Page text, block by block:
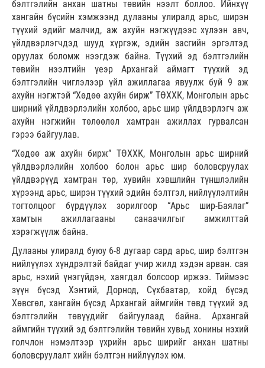
бэлтгэлийн анхан шатны төвийн нээлт боллоо. Ийнхүү
хангайн бүсийн хэмжээнд дулааны улиралд арьс, ширэн
түүхий эдийг малчид, аж ахуйн нэгжүүдээс хүлээн авч,
үйлдвэрлэгчдэд шууд хүргэж, эдийн засгийн эргэлтэд
оруулах боломж нээгдэж байна. Түүхий эд бэлтгэлийн
төвийн нээлтийн үеэр Архангай аймагт түүхий эд
бэлтгэлийн чиглэлээр үйл ажиллагаа явуулж буй 9 аж
ахуйн нэгжтэй “Хөдөө ахуйн бирж” ТӨХХК, Монголын арьс
ширний үйлдвэрлэлийн холбоо, арьс шир үйлдвэрлэгч аж
ахуйн нэгжийн төлөөлөл хамтран ажиллах гурвалсан
гэрээ байгуулав.
“Хөдөө аж ахуйн бирж” ТӨХХК, Монголын арьс ширний
үйлдвэрлэлийн холбоо болон арьс шир боловсруулах
үйлдвэрүүд хамтран төр, хувийн хэвшлийн түншлэлийн
хүрээнд арьс, ширэн түүхий эдийн бэлтгэл, нийлүүлэлтийн
тогтолцоог бүрдүүлэх зорилгоор “Арьс шир-Баялаг”
хамтын ажиллагааны санаачилгыг амжилттай
хэрэгжүүлж байна.
Дулааны улиралд буюу 6-8 дугаар сард арьс, шир бэлтгэн
нийлүүлэх хүндрэлтэй байдаг учир жилд хэдэн арван. сая
арьс, нэхий үнэгүйдэн, хаягдал болсоор иржээ. Тиймээс
зүүн бүсэд Хэнтий, Дорнод, Сүхбаатар, хойд бүсэд
Хөвсгөл, хангайн бүсэд Архангай аймгийн төвд түүхий эд
бэлтгэлийн төвүүдийг байгуулаад байна. Архангай
аймгийн түүхий эд бэлтгэлийн төвийн хувьд хонины нэхий
голчлон нэмэлтээр үхрийн арьс ширийг анхан шатны
боловсруулалт хийн бэлтгэн нийлүүлэх юм.